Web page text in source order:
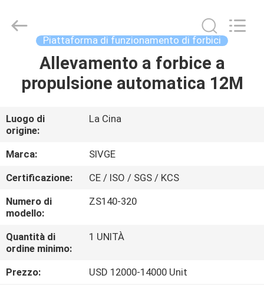
CASA
VIDEO
CIRCA
NOI
GIRO
DELLA
FABBRICA
MACHINERY
Piattaforma di funzionamento di forbici
Allevamento a forbice a
propulsione automatica 12M
Luogo di
origine:
La Cina
Marca:
SIVGE
Certificazione:
CE / ISO / SGS / KCS
Numero di
modello:
ZS140-320
Quantità di
ordine minimo:
1 UNITÀ
Prezzo:
USD 12000-14000 Unit